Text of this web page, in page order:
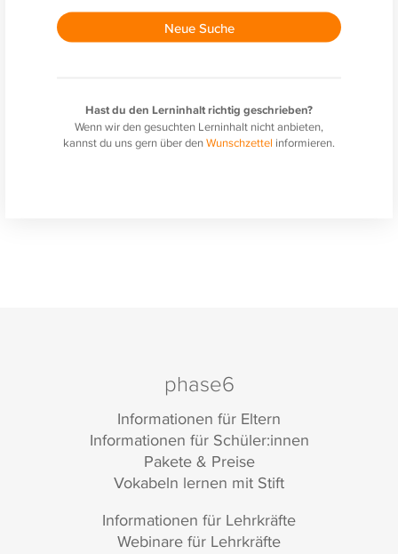
Neue Suche
Hast du den Lerninhalt richtig geschrieben?
Wenn wir den gesuchten Lerninhalt nicht anbieten,
kannst du uns gern über denWunschzettel informieren.
phase6
Informationen für Eltern
Informationen für Schüler:innen
Pakete & Preise
Vokabeln lernen mit Stift
Informationen für Lehrkräfte
Webinare für Lehrkräfte